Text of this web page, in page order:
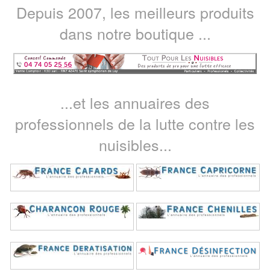
Depuis 2007, les meilleurs produits
dans notre boutique ...
...et les annuaires des
professionnels de la lutte contre les
nuisibles...